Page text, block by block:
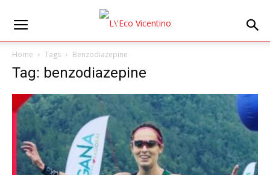
Home Tags Benzodiazepine
Tag: benzodiazepine